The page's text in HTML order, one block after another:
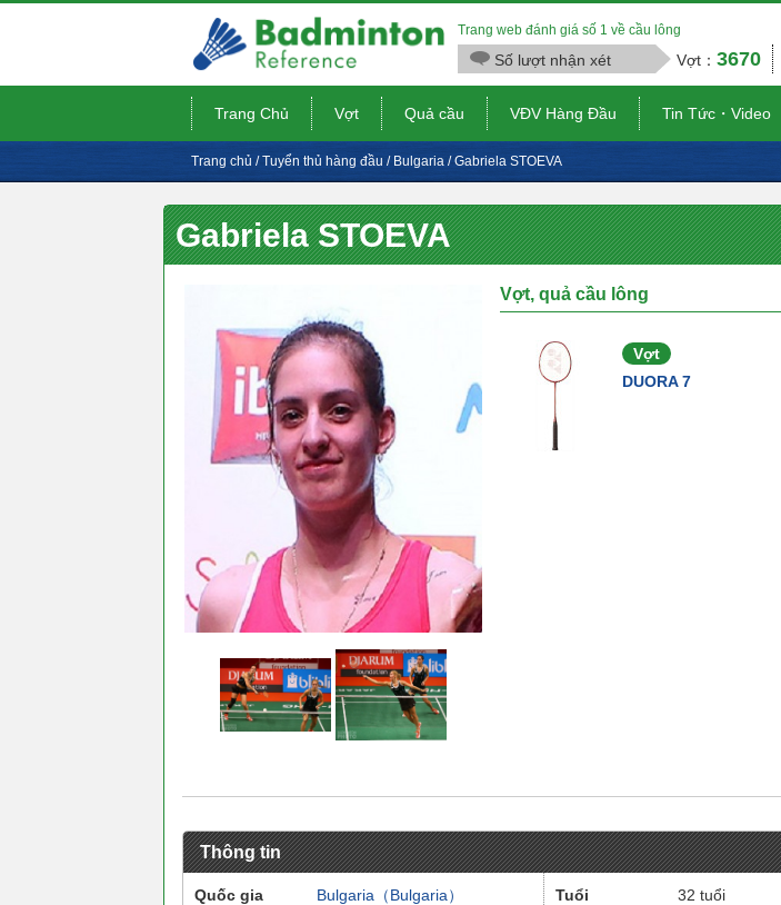
Trang web đánh giá số 1 về cầu lông
Số lượt nhận xét Vợt： 3670
Trang Chủ Vợt Quả cầu VĐV Hàng Đầu Tin Tức・Video
Trang chủ /Tuyển thủ hàng đầu / Bulgaria /Gabriela STOEVA
Gabriela STOEVA
Vợt, quả cầu lông
Vợt
DUORA 7
Thông tin
Quốc gia Bulgaria（Bulgaria） Tuổi 32 tuổi